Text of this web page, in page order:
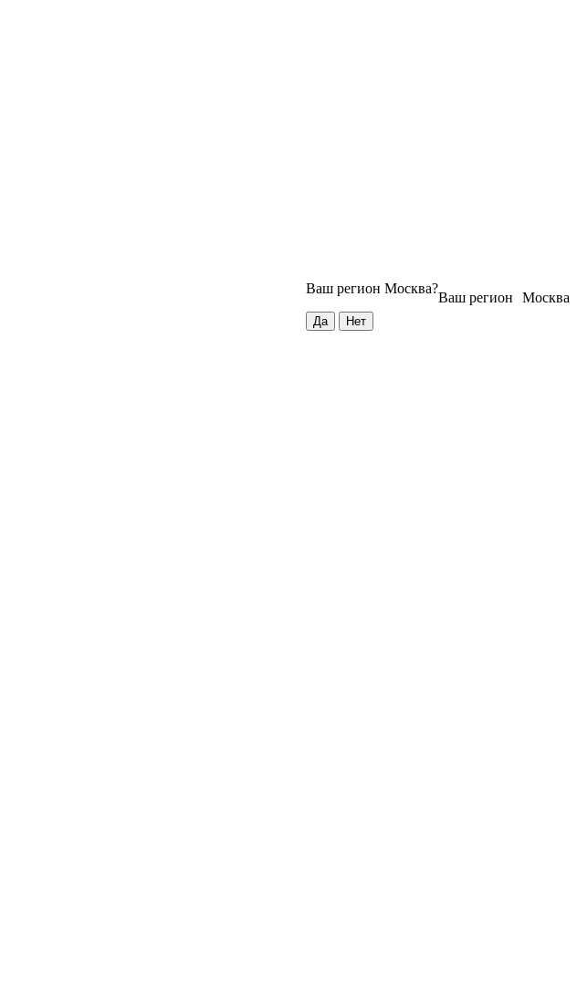
Москва
Ваш регион
Ваш регион Москва?